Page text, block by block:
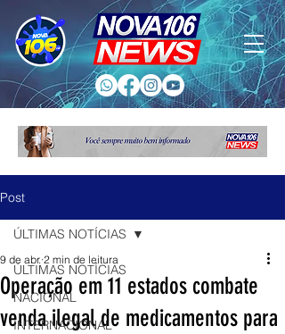
Post
ÚLTIMAS NOTÍCIAS
NACIONAL
INTERNACIONAL
ÚLTIMAS NOTÍCIAS
Operação em 11 estados combate
venda ilegal de medicamentos para
9 de abr. 2 min de leitura